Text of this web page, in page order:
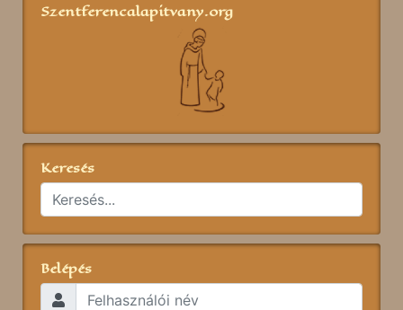
Szentferencalapitvany.org
Keresés
Belépés